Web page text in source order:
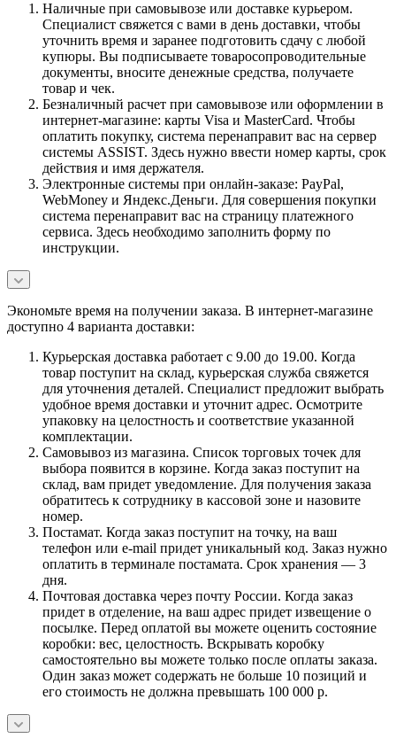
Наличные при самовывозе или доставке курьером.
Специалист свяжется с вами в день доставки, чтобы
уточнить время и заранее подготовить сдачу с любой
купюры. Вы подписываете товаросопроводительные
документы, вносите денежные средства, получаете
товар и чек.
Безналичный расчет при самовывозе или оформлении в
интернет-магазине: карты Visa и MasterCard. Чтобы
оплатить покупку, система перенаправит вас на сервер
системы ASSIST. Здесь нужно ввести номер карты, срок
действия и имя держателя.
Электронные системы при онлайн-заказе: PayPal,
WebMoney и Яндекс.Деньги. Для совершения покупки
система перенаправит вас на страницу платежного
сервиса. Здесь необходимо заполнить форму по
инструкции.
Экономьте время на получении заказа. В интернет-магазине
доступно 4 варианта доставки:
Курьерская доставка работает с 9.00 до 19.00. Когда
товар поступит на склад, курьерская служба свяжется
для уточнения деталей. Специалист предложит выбрать
удобное время доставки и уточнит адрес. Осмотрите
упаковку на целостность и соответствие указанной
комплектации.
Самовывоз из магазина. Список торговых точек для
выбора появится в корзине. Когда заказ поступит на
склад, вам придет уведомление. Для получения заказа
обратитесь к сотруднику в кассовой зоне и назовите
номер.
Постамат. Когда заказ поступит на точку, на ваш
телефон или e-mail придет уникальный код. Заказ нужно
оплатить в терминале постамата. Срок хранения — 3
дня.
Почтовая доставка через почту России. Когда заказ
придет в отделение, на ваш адрес придет извещение о
посылке. Перед оплатой вы можете оценить состояние
коробки: вес, целостность. Вскрывать коробку
самостоятельно вы можете только после оплаты заказа.
Один заказ может содержать не больше 10 позиций и
его стоимость не должна превышать 100 000 р.